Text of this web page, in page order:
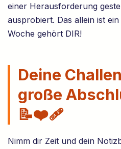
einer Herausforderung
ausprobiert. Das allein ist
Woche gehört DIR!
Deine
große
📝❤️‍🩹
Nimm dir Zeit und dein